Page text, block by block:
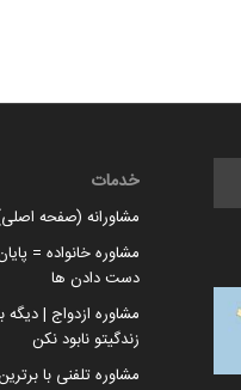
خدمات
مشاورانه (صفحه
مشاوره خانواده =
دست دادن ها
مشاوره ازدواج | دیگه
زندگیتو نابود نکن
مشاوره تلفنی با